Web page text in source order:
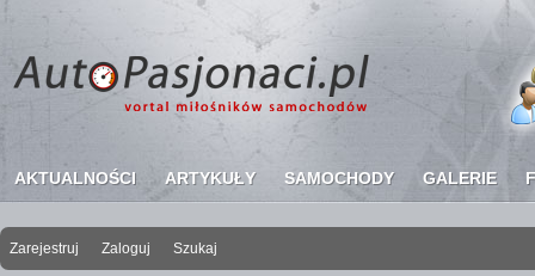
AKTUALNOŚCI ARTYKUŁY SAMOCHODY GALERIE
Zarejestruj Zaloguj Szukaj